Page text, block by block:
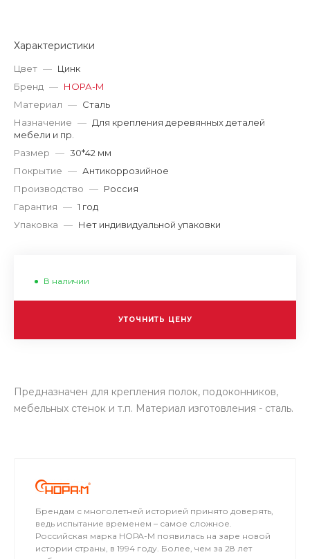
Характеристики
Цвет — Цинк
Бренд — НОРА-М
Материал — Сталь
Назначение — Для крепления деревянных деталей
мебели и пр.
Размер — 30*42 мм
Покрытие — Антикоррозийное
Производство — Россия
Гарантия — 1 год
Упаковка — Нет индивидуальной упаковки
В наличии
УТОЧНИТЬ ЦЕНУ
Предназначен для крепления полок, подоконников,
мебельных стенок и т.п. Материал изготовления - сталь.
Брендам с многолетней историей принято доверять,
ведь испытание временем – самое сложное.
Российская марка НОРА-М появилась на заре новой
истории страны, в 1994 году. Более, чем за 28 лет